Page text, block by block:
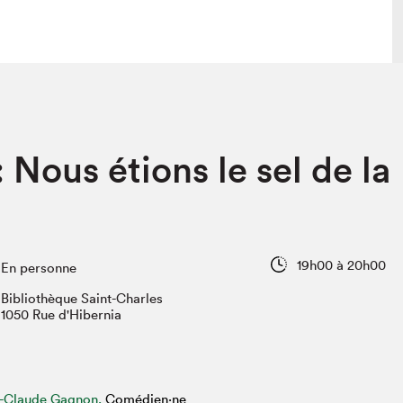
Programmation dans la ville
étions le sel de la
En personne
19h00 à 20h00
Bibliothèque Saint-Charles
1050 Rue d'Hibernia
Claude Gagnon, Comédien·ne